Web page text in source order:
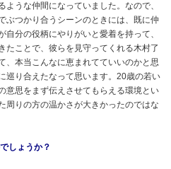
うな仲間になっていました。なので、
ぶつかり合うシーンのときには、既に仲
分の役柄にやりがいと愛着を持って、
たことで、彼らを見守ってくれる木村了
、本当こんなに恵まれてていいのかと思
巡り合えたなって思います。20歳の若い
意思をまず伝えさせてもらえる環境とい
周りの方の温かさが大きかったのではな
しょうか？